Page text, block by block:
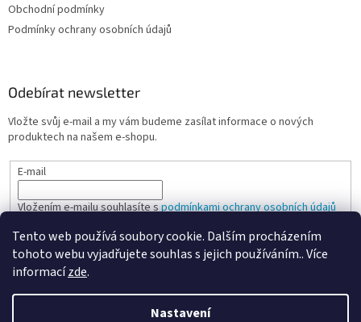
Tento web používá soubory cookie. Dalším procházením
tohoto webu vyjadřujete souhlas s jejich používáním.. Více
informacízde.
Nastavení
Obchodní podmínky
Podmínky ochrany osobních údajů
Odebírat newsletter
Vložte svůj e-mail a my vám budeme zasílat informace o nových
produktech na našem e-shopu.
E-mail
Vložením e-mailu souhlasíte spodmínkami ochrany osobních údajů
PŘIHLÁSIT SE
Vytvořil Shoptet